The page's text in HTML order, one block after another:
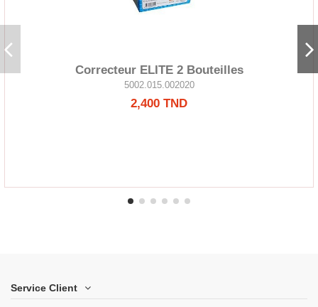
Correcteur ELITE 2 Bouteilles
5002.015.002020
2,400 TND
Service Client